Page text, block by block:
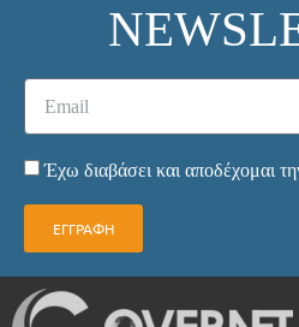
Έχω διαβάσει και αποδέχομαι
ΕΓΓΡΑΦΗ